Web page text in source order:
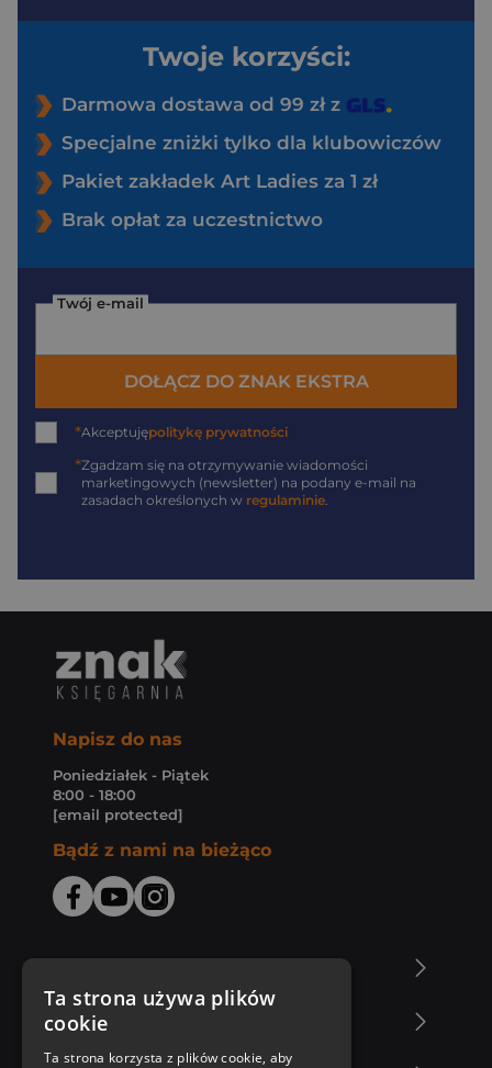
Twoje korzyści:
Darmowa dostawa od 99 zł z
Specjalne zniżki tylko dla klubowiczów
Pakiet zakładek Art Ladies za 1 zł
Brak opłat za uczestnictwo
Twój e-mail
DOŁĄCZ DO ZNAK EKSTRA
*Akceptujępolitykę prywatności
*Zgadzam się na otrzymywanie wiadomości
marketingowych (newsletter) na podany e-mail na
zasadach określonych w regulaminie.
Napisz do nas
Poniedziałek - Piątek
8:00 - 18:00
[email protected]
Bądź z nami na bieżąco
Zakupy u nas
Ta strona używa plików
cookie
Ta strona korzysta z plików cookie, aby